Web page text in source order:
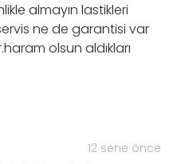
almayın lastikleri
ne de garantisi var
olsun aldıkları
12 sene önce